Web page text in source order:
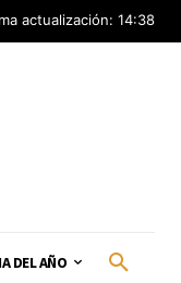
actualización: 14:38
DEL AÑO